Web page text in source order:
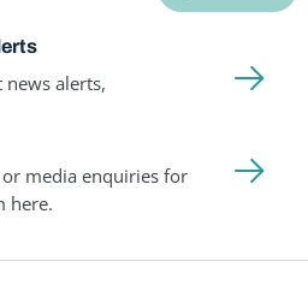
alerts,
media enquiries for
here.